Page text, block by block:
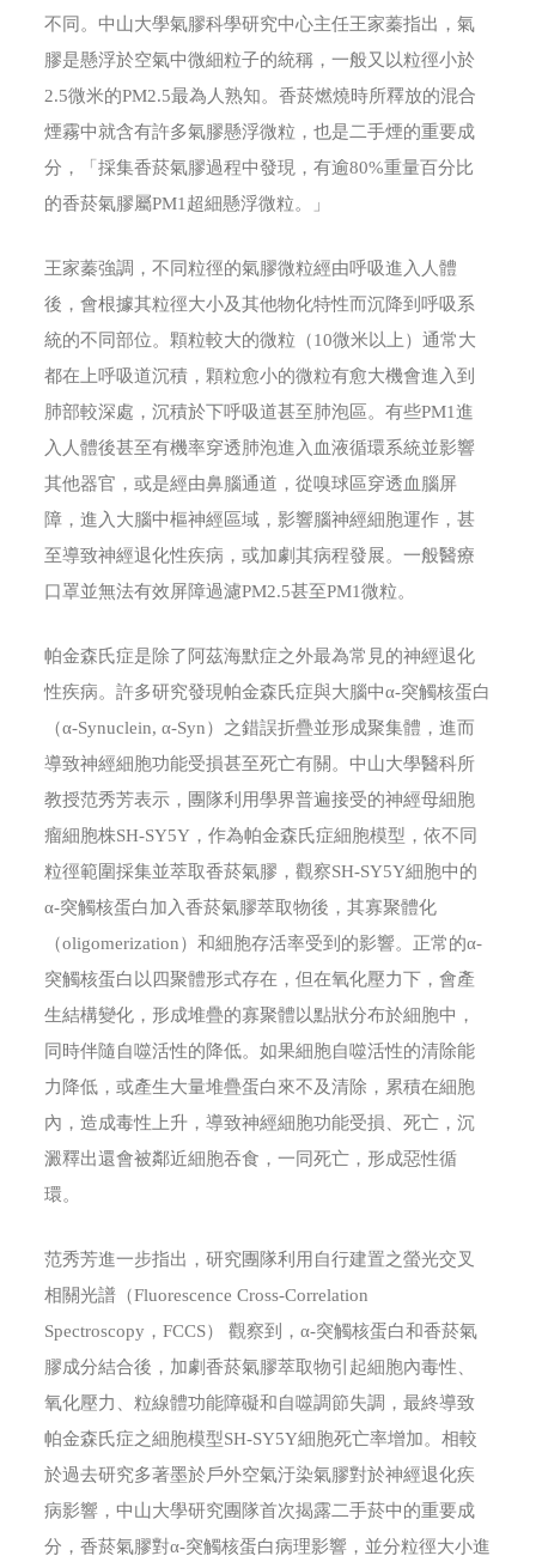
不同。中山大學氣膠科學研究中心主任王家蓁指出，氣
膠是懸浮於空氣中微細粒子的統稱，一般又以粒徑小於
2.5微米的PM2.5最為人熟知。香菸燃燒時所釋放的混合
煙霧中就含有許多氣膠懸浮微粒，也是二手煙的重要成
分，「採集香菸氣膠過程中發現，有逾80%重量百分比
的香菸氣膠屬PM1超細懸浮微粒。」
王家蓁強調，不同粒徑的氣膠微粒經由呼吸進入人體
後，會根據其粒徑大小及其他物化特性而沉降到呼吸系
統的不同部位。顆粒較大的微粒（10微米以上）通常大
都在上呼吸道沉積，顆粒愈小的微粒有愈大機會進入到
肺部較深處，沉積於下呼吸道甚至肺泡區。有些PM1進
入人體後甚至有機率穿透肺泡進入血液循環系統並影響
其他器官，或是經由鼻腦通道，從嗅球區穿透血腦屏
障，進入大腦中樞神經區域，影響腦神經細胞運作，甚
至導致神經退化性疾病，或加劇其病程發展。一般醫療
口罩並無法有效屏障過濾PM2.5甚至PM1微粒。
帕金森氏症是除了阿茲海默症之外最為常見的神經退化
性疾病。許多研究發現帕金森氏症與大腦中α-突觸核蛋白
（α-Synuclein, α-Syn）之錯誤折疊並形成聚集體，進而
導致神經細胞功能受損甚至死亡有關。中山大學醫科所
教授范秀芳表示，團隊利用學界普遍接受的神經母細胞
瘤細胞株SH-SY5Y，作為帕金森氏症細胞模型，依不同
粒徑範圍採集並萃取香菸氣膠，觀察SH-SY5Y細胞中的
α-突觸核蛋白加入香菸氣膠萃取物後，其寡聚體化
（oligomerization）和細胞存活率受到的影響。正常的α-
突觸核蛋白以四聚體形式存在，但在氧化壓力下，會產
生結構變化，形成堆疊的寡聚體以點狀分布於細胞中，
同時伴隨自噬活性的降低。如果細胞自噬活性的清除能
力降低，或產生大量堆疊蛋白來不及清除，累積在細胞
內，造成毒性上升，導致神經細胞功能受損、死亡，沉
澱釋出還會被鄰近細胞吞食，一同死亡，形成惡性循
環。
范秀芳進一步指出，研究團隊利用自行建置之螢光交叉
相關光譜（Fluorescence Cross-Correlation
Spectroscopy，FCCS） 觀察到，α-突觸核蛋白和香菸氣
膠成分結合後，加劇香菸氣膠萃取物引起細胞內毒性、
氧化壓力、粒線體功能障礙和自噬調節失調，最終導致
帕金森氏症之細胞模型SH-SY5Y細胞死亡率增加。相較
於過去研究多著墨於戶外空氣汙染氣膠對於神經退化疾
病影響，中山大學研究團隊首次揭露二手菸中的重要成
分，香菸氣膠對α-突觸核蛋白病理影響，並分粒徑大小進